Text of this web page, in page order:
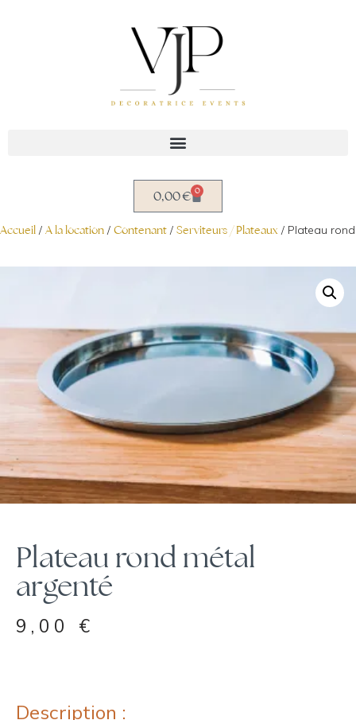
0,00€ 0
Accueil / A la location / Contenant / Serviteurs / Plateaux / Plateau
Plateau rond métal
argenté
9,00 €
Description :